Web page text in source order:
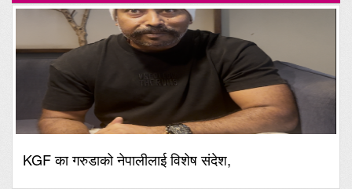
KGF का गरुडाको नेपालीलाई विशेष संदेश,